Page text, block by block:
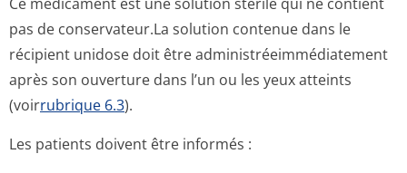
pas de conservateur.La solution contenue dans le
récipient unidose doit être administréeim­médiatement
après son ouverture dans l’un ou les yeux atteints
(voirrubrique 6.3).
Les patients doivent être informés :